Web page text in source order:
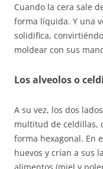
Cuando la cera sale
forma líquida. Y una
solidifica,
moldear con sus
Los alveolos o
A su vez, los dos
multitud de celdillas,
forma hexagonal. En
huevos y crían a sus